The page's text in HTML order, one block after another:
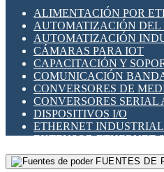
SENSORES INDUCTIVOS
TEMPORIZADORES
VARIACS
VARIADORES DE
SECCIONADORES -
MAQUINARIA
HERRAMIENTAS
ILUMINACIÓN LED
INTERRUPTORES REED
INTERFACES DE RELÉ
OTROS RELÉS
PROTECCIÓN TÉRMICA
RELÉS AUTOMOTRICES
RELÉS DE SEÑAL
RELÉS DE ESTADO
RELÉS INDUSTRIALES
RELÉS MINIATURA DE
SENSORES
ALIMENTACIÓN POR
AUTOMATIZACIÓN DEL
AUTOMATIZACIÓN
CÁMARAS PARA IOT
CAPACITACIÓN Y
COMUNICACIÓN
CONVERSORES DE
CONVERSORES SERIAL
DISPOSITIVOS I/O
ETHERNET INDUSTRIAL
EXTENSOR ETHERNET
GATEWAY LORAWAN
GESTIÓN DE REDES
FUENTES DE